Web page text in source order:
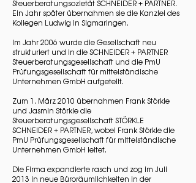
Steuerberatungsozietät SCHNEIDER + PARTNER.
Ein Jahr später übernahmen sie die Kanzlei des
Kollegen Ludwig in Sigmaringen.
Im Jahr 2006 wurde die Gesellschaft neu
strukturiert und in die SCHNEIDER + PARTNER
Steuerberatungsgesellschaft und die PmU
Prüfungsgesellschaft für mittelständische
Unternehmen GmbH aufgeteilt.
Zum 1. März 2010 übernahmen Frank Störkle
und Jasmin Störkle die
Steuerberatungsgesellschaft STÖRKLE
SCHNEIDER + PARTNER, wobei Frank Störkle die
PmU Prüfungsgesellschaft für mittelständische
Unternehmen GmbH leitet.
Die Firma expandierte rasch und zog im Juli
2013 in neue Büroräumlichkeiten in der